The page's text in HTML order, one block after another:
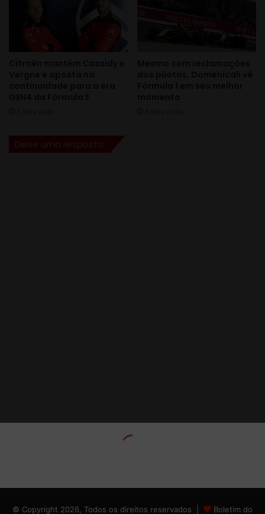
© Copyright 2026, Todos os direitos reservados | Boletim do